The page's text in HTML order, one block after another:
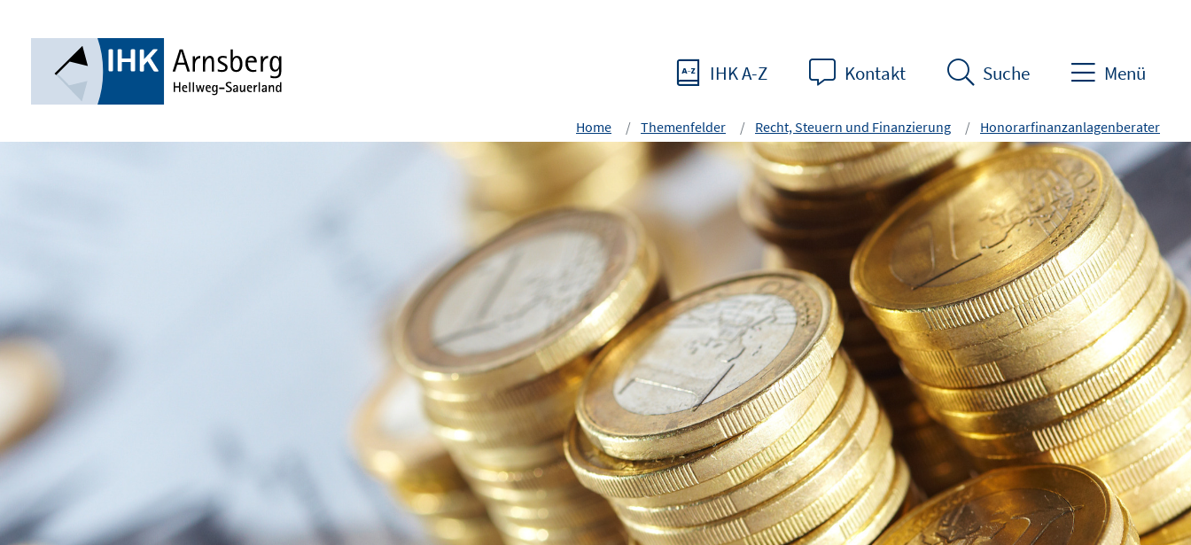
IHK A-Z Kontakt Suche Menü
Home Themenfelder Recht, Steuern und Finanzierung Honorarfinanzanlagenberater